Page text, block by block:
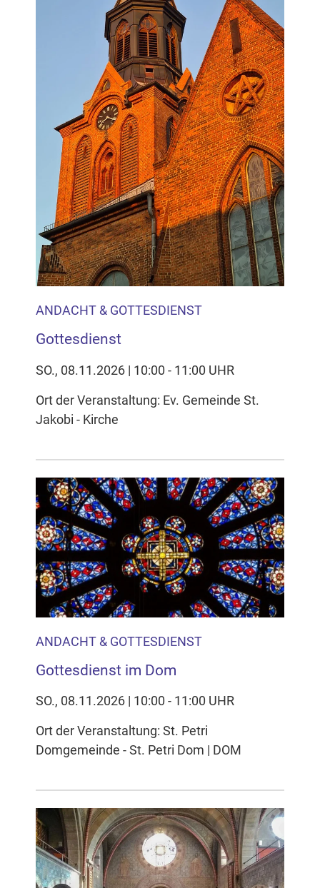
ANDACHT & GOTTESDIENST
Gottesdienst
SO., 08.11.2026 | 10:00 - 11:00 UHR
Ort der Veranstaltung: Ev. Gemeinde St.
Jakobi - Kirche
ANDACHT & GOTTESDIENST
Gottesdienst im Dom
SO., 08.11.2026 | 10:00 - 11:00 UHR
Ort der Veranstaltung: St. Petri
Domgemeinde - St. Petri Dom | DOM